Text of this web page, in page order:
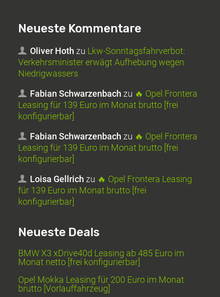
Neueste Kommentare
Oliver Hoth zu Lkw-Sonntagsfahrverbot:
Verkehrsminister erwägt Aufhebung wegen
Niedrigwassers
Fabian Schwarzenbach zu 🔥 Opel Frontera
Leasing für 139 Euro im Monat brutto [frei
konfigurierbar]
Fabian Schwarzenbach zu 🔥 Opel Frontera
Leasing für 139 Euro im Monat brutto [frei
konfigurierbar]
Loisa Gellrich zu 🔥 Opel Frontera Leasing
für 139 Euro im Monat brutto [frei
konfigurierbar]
Neueste Deals
BMW X3 xDrive40d Leasing ab 485 Euro im
Monat netto [frei konfigurierbar]
Opel Mokka Leasing für 200 Euro im Monat
brutto [Vorlauffahrzeug]